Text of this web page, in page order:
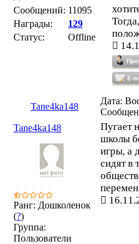
Сообщений: 11095
Награды:
129
Статус:
Offline
Tane4ka148
Дата:
Tane4ka148
Ранг: Дошколенок
(?)
Группа:
Пользователи
Пугает
школы
игры, а
сидят в